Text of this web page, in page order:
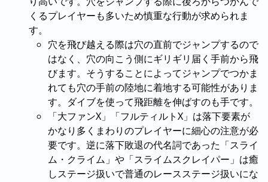
くるプレイヤーも多いため慎重な行動が求められま
す。
穴を飛び越える際は穴の直前でジャンプするので
はなく、穴の向こう側にギリギリ届く手前から飛
びます。そうすることによってジャンプでつかま
れても穴の手前の陸地に着地する可能性がありま
す。ダイブを使って飛距離を伸ばすのも手です。
「大ファンX」「フルティルトX」は落下要素が
かなり多くまわりのプレイヤーに細心の注意が必
要です。逆に落下敗退の代名詞であった「スライ
ム・クライム」や「スライムスクレイパー」は癒
しステージ扱いで普通のレースステージ扱いにな